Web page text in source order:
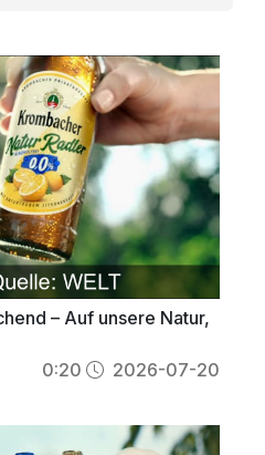
– Auf unsere Natur,
0:20 2026-07-20